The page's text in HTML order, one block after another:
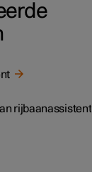
rijbaanassistent